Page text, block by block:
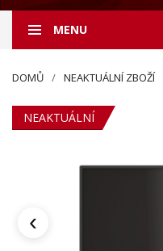
MENU
DOMŮ NEAKTUÁLNÍ ZBOŽÍ
NEAKTUÁLNÍ
‹